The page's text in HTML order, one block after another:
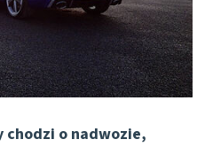
chodzi o nadwozie,